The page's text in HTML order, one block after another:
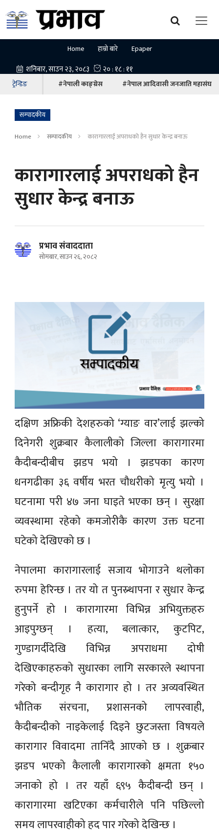
Home हाम्रो बारे Epaper
ट्रेन्डिङ #नेपाली काङ्ग्रेस #नेपाल आदिवासी जनजाति महासंघ
सम्पादकीय
Home सम्पादकीय कारागारलाई अपराधको हैन सुधार केन्द्र बनाऊ
कारागारलाई अपराधको हैन
सुधार केन्द्र बनाऊ
प्रभाव संवाददाता
सोमबार, साउन २६, २०८२
दक्षिण अफ्रिकी देशहरुको ‘ग्याङ वार’लाई झल्को
दिनेगरी शुक्रबार कैलालीको जिल्ला कारागारमा
कैदीबन्दीबीच झडप भयो । झडपका कारण
धनगढीका ३६ वर्षीय भरत चौधरीको मृत्यु भयो ।
घटनामा परी ४७ जना घाइते भएका छन् । सुरक्षा
व्यवस्थामा रहेको कमजोरीकै कारण उक्त घटना
घटेको देखिएको छ ।
नेपालमा कारागारलाई सजाय भोगाउने थलोका
रुपमा हेरिन्छ । तर यो त पुनस्र्थापना र सुधार केन्द्र
हुनुपर्ने हो । कारागारमा विभिन्न अभियुक्तहरु
आइपुग्छन् । हत्या, बलात्कार, कुटपिट,
गुण्डागर्दीदेखि विभिन्न अपराधमा दोषी
देखिएकाहरुको सुधारका लागि सरकारले स्थापना
गरेको बन्दीगृह नै कारागार हो । तर अव्यवस्थित
भौतिक संरचना, प्रशासनको लापरवाही,
कैदीबन्दीको नाइकेलाई दिइने छुटजस्ता विषयले
कारागार विवादमा तानिँदै आएको छ । शुक्रबार
झडप भएको कैलाली कारागारको क्षमता १५०
जनाको हो । तर यहाँ ६९५ कैदीबन्दी छन् ।
कारागारमा खटिएका कर्मचारीले पनि पछिल्लो
समय लापरवाहीको हद पार गरेको देखिन्छ ।